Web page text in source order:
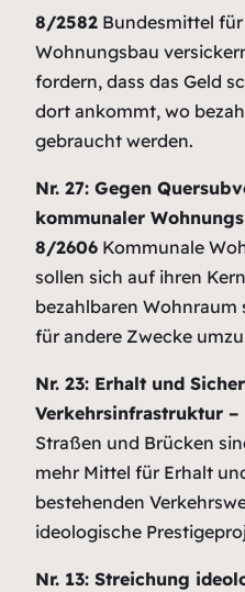
8/2582 Bundesmittel
Wohnungsbau
fordern, dass das Geld
dort ankommt, wo
gebraucht werden.
Nr. 27: Gegen
kommunaler
8/2606 Kommunale
sollen sich auf ihren
bezahlbaren
für andere Zwecke
Nr. 23: Erhalt und
Verkehrsinfrastruktur –
Straßen und Brücken
mehr Mittel für Erhalt
bestehenden
ideologische
Nr. 13: Streichung